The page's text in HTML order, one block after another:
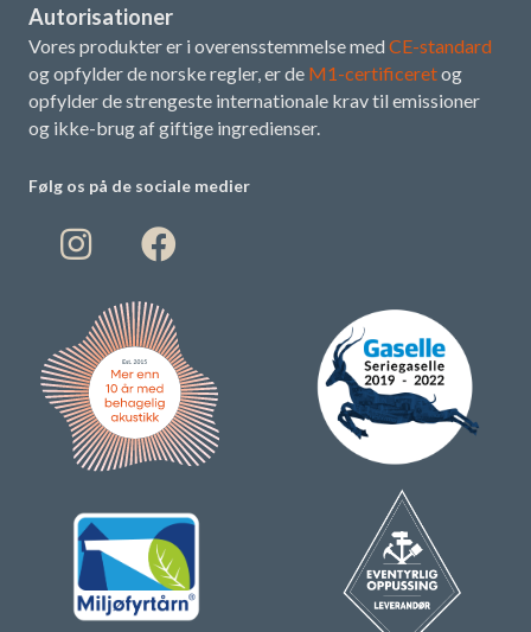
Autorisationer
Vores produkter er i overensstemmelse med CE-standard
og opfylder de norske regler, er de M1-certificeretog
opfylder de strengeste internationale krav til emissioner
og ikke-brug af giftige ingredienser.
Følg os på de sociale medier